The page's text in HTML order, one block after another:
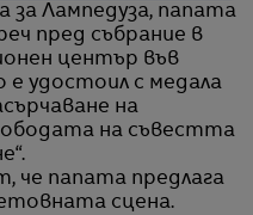
за Лампедуза, папата
пред събрание в
център във
удостоил с медала
на
на съвестта
че папата предлага
сцена.